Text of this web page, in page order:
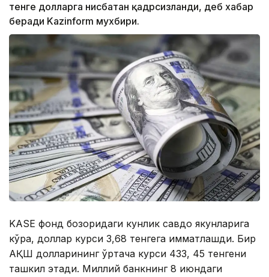
тенге долларга нисбатан қадрсизланди, деб хабар
беради Kazinform мухбири.
KASE фонд бозоридаги кунлик савдо якунларига
кўра, доллар курси 3,68 тенгега қимматлашди. Бир
АҚШ долларининг ўртача курси 433, 45 тенгени
ташкил этади. Миллий банкнинг 8 июндаги